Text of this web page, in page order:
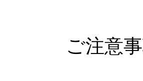
ご注意